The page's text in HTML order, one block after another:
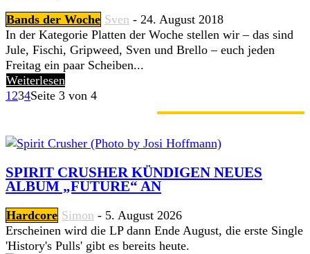
Bands der Woche Sven - 24. August 2018
In der Kategorie Platten der Woche stellen wir – das sind
Jule, Fischi, Gripweed, Sven und Brello – euch jeden
Freitag ein paar Scheiben...
Weiterlesen
1234Seite 3 von 4
SPIRIT CRUSHER KÜNDIGEN NEUES
ALBUM „FUTURE“ AN
Hardcore Simon - 5. August 2026
Erscheinen wird die LP dann Ende August, die erste Single
'History's Pulls' gibt es bereits heute.